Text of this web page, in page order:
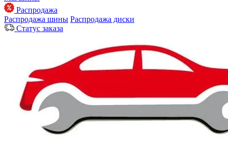
Распродажа
Распродажа шины Распродажа диски
Статус заказа